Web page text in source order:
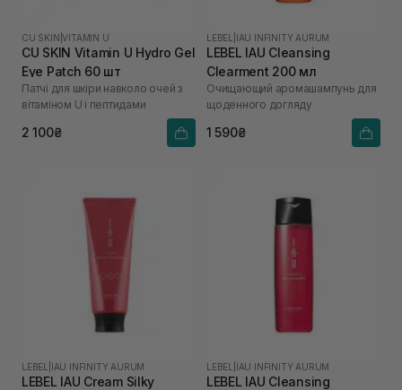
CU SKIN |VITAMIN U
CU SKIN Vitamin U Hydro Gel
Eye Patch 60 шт
Патчі для шкіри навколо очей з
вітаміном U і пептидами
2 100₴
LEBEL IAU INFINITY AURUM
LEBEL IAU Cleansing
Clearment 200 мл
Очищающий аромашампунь для
щоденного догляду
1 590₴
LEBEL IAU INFINITY AURUM
LEBEL IAU Cream Silky
LEBEL IAU INFINITY AURUM
LEBEL IAU Cleansing